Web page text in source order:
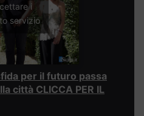
i
servizio
per il futuro passa
città CLICCA PER IL